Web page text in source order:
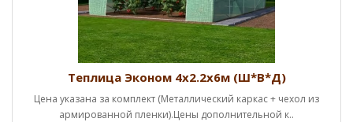
Теплица Эконом 4х2.2х6м (Ш*В*Д)
за комплект (Металлический каркас + чехол из
армированной пленки).Цены дополнительной к..